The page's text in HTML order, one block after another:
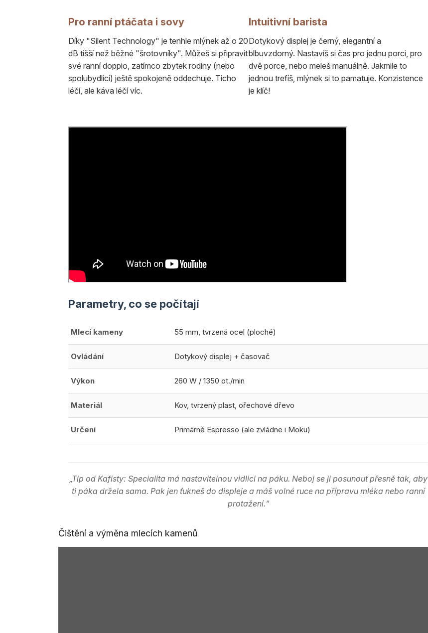
Pro ranní ptáčata i sovy
Díky "Silent Technology" je tenhle mlýnek až o 20
dB tišší než běžné "šrotovníky". Můžeš si připravit
své ranní doppio, zatímco zbytek rodiny (nebo
spolubydlící) ještě spokojeně oddechuje. Ticho
léčí, ale káva léčí víc.
Intuitivní barista
Dotykový displej je černý, elegantní a
blbuvzdorný. Nastavíš si čas pro jednu porci, pro
dvě porce, nebo meleš manuálně. Jakmile to
jednou trefíš, mlýnek si to pamatuje. Konzistence
je klíč!
Parametry, co se počítají
Mlecí kameny 55 mm, tvrzená ocel (ploché)
Ovládání Dotykový displej + časovač
Výkon 260 W / 1350 ot./min
Materiál Kov, tvrzený plast, ořechové dřevo
Určení Primárně Espresso (ale zvládne i Moku)
„Tip od Kafisty: Specialita má nastavitelnou vidlici na páku. Neboj se ji posunout přesně tak, aby
ti páka držela sama. Pak jen ťukneš do displeje a máš volné ruce na přípravu mléka nebo ranní
protažení.“
Čištění a výměna mlecích kamenů